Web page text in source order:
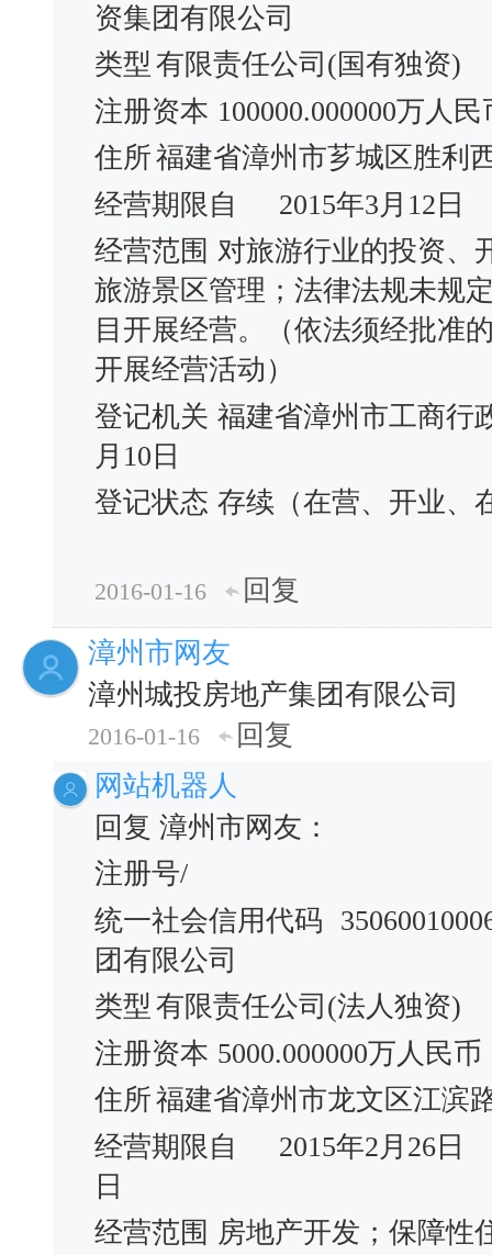
资集团有限公司
类型 有限责任公司(国有独资)
注册资本 100000.000000万人民
住所福建省漳州市芗城区胜利
经营期限自
2015年3月12日
经营范围 对旅游行业的投资、
旅游景区管理；法律法规未规
目开展经营。（依法须经批准
开展经营活动）
登记机关 福建省漳州市工商行
月10日
登记状态 存续（在营、开业、
2016-01-16
回复
漳州市网友
漳州城投房地产集团有限公司
2016-01-16
回复
网站机器人
回复 漳州市网友：
注册号/
统一社会信用代码
团有限公司
类型 有限责任公司(法人独资)
注册资本 5000.000000万人民币
住所福建省漳州市龙文区江滨
经营期限自
2015年2月26日
日
经营范围 房地产开发；保障性